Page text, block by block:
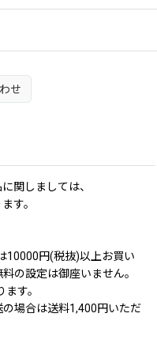
せ
関しましては、
す。
10000円(税抜)以上お買い
の設定は御座いません。
す。
場合は送料1,400円いただ